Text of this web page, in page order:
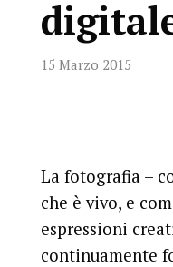
15 Marzo 2015
La fotografia –
che è vivo, e
espressioni
continuamente